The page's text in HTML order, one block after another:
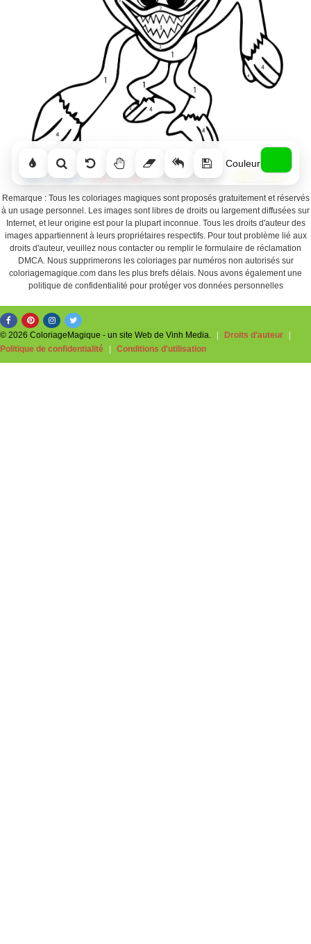
Couleur
Remarque : Tous les coloriages magiques sont proposés gratuitement et réservés
à un usage personnel. Les images sont libres de droits ou largement diffusées sur
Internet, et leur origine est pour la plupart inconnue. Tous les droits d'auteur des
images appartiennent à leurs propriétaires respectifs. Pour tout problème lié aux
droits d'auteur, veuillez nous contacter ou remplir le formulaire de réclamation
DMCA. Nous supprimerons les coloriages par numéros non autorisés sur
coloriagemagique.com dans les plus brefs délais. Nous avons également une
politique de confidentialité pour protéger vos données personnelles
© 2026 ColoriageMagique - un site Web de Vinh Media. Droits d'auteur
Politique de confidentialité
Conditions d'utilisation